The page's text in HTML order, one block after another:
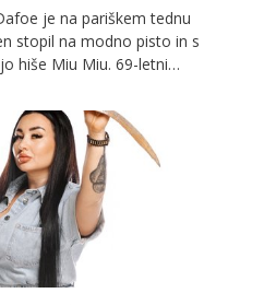
je na pariškem tednu
stopil na modno pisto in s
hiše Miu Miu. 69-letni
ženo Giado Colagrande
Rimom.